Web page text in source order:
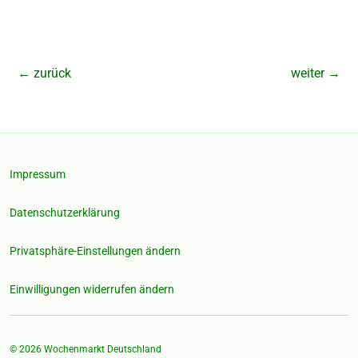
← zurück weiter →
Impressum
Datenschutzerklärung
Privatsphäre-Einstellungen ändern
Einwilligungen widerrufen ändern
© 2026 Wochenmarkt Deutschland